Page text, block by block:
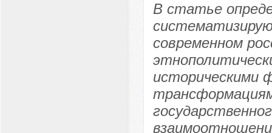
В статье
современном
историческими